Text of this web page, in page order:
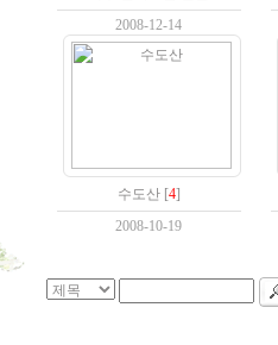
2008-12-14
수도산[4]
2008-10-19